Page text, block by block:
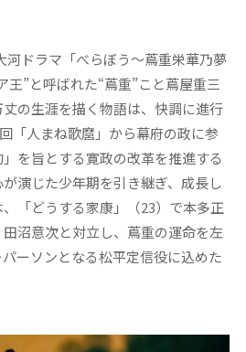
ドラマ「べらぼう～蔦重栄華乃夢
王”と呼ばれた“蔦重”こと蔦屋重三
の生涯を描く物語は、快調に進行
「人まね歌麿」から幕府の政に参
を旨とする寛政の改革を推進する
演じた少年期を引き継ぎ、成長し
「どうする家康」（23）で本多正
沼意次と対立し、蔦重の運命を左
ーソンとなる松平定信役に込めた